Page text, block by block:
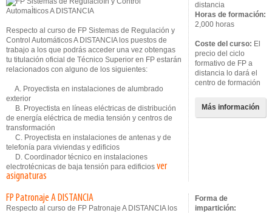
Respecto al curso de FP Sistemas de Regulación y
Control Automáticos A DISTANCIA los puestos de
trabajo a los que podrás acceder una vez obtengas
tu titulación oficial de Técnico Superior en FP estarán
relacionados con alguno de los siguientes:
A. Proyectista en instalaciones de alumbrado
exterior
B. Proyectista en líneas eléctricas de distribución
de energía eléctrica de media tensión y centros de
transformación
C. Proyectista en instalaciones de antenas y de
telefonía para viviendas y edificios
D. Coordinador técnico en instalaciones
electrotécnicas de baja tensión para edificios ver
asignaturas
distancia
Horas de formación:
2,000 horas
Coste del curso: El
precio del ciclo
formativo de FP a
distancia lo dará el
centro de formación
Más información
FP Patronaje A DISTANCIA
Respecto al curso de FP Patronaje A DISTANCIA los
Forma de
impartición: